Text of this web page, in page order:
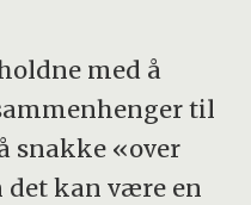
med å
til
snakke «over
det kan være en